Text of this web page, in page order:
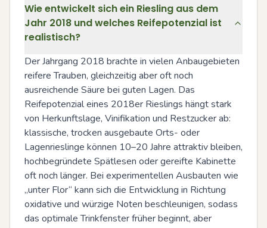
Wie entwickelt sich ein Riesling aus dem
Jahr 2018 und welches Reifepotenzial ist
realistisch?
Der Jahrgang 2018 brachte in vielen Anbaugebieten
reifere Trauben, gleichzeitig aber oft noch
ausreichende Säure bei guten Lagen. Das
Reifepotenzial eines 2018er Rieslings hängt stark
von Herkunftslage, Vinifikation und Restzucker ab:
klassische, trocken ausgebaute Orts- oder
Lagenrieslinge können 10–20 Jahre attraktiv bleiben,
hochbegründete Spätlesen oder gereifte Kabinette
oft noch länger. Bei experimentellen Ausbauten wie
„unter Flor“ kann sich die Entwicklung in Richtung
oxidative und würzige Noten beschleunigen, sodass
das optimale Trinkfenster früher beginnt, aber